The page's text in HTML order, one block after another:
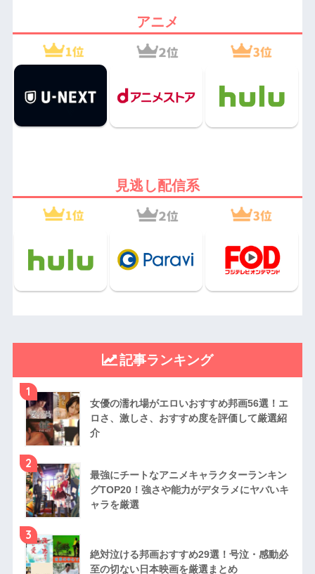
アニメ
見逃し配信系
記事ランキング
1
女優の濡れ場がエロいおすすめ邦画56選！エ
ロさ、激しさ、おすすめ度を評価して厳選紹
介
2
最強にチートなアニメキャラクターランキン
グTOP20！強さや能力がデタラメにヤバいキ
ャラを厳選
3
絶対泣ける邦画おすすめ29選！号泣・感動必
至の切ない日本映画を厳選まとめ